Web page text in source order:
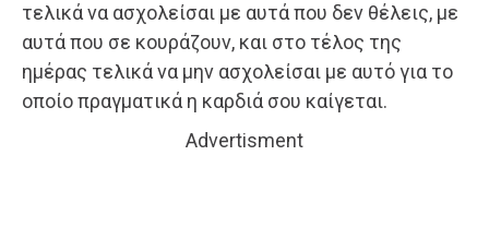
τελικά να ασχολείσαι με αυτά που δεν θέλεις, με
αυτά που σε κουράζουν, και στο τέλος της
ημέρας τελικά να μην ασχολείσαι με αυτό για το
οποίο πραγματικά η καρδιά σου καίγεται.
Advertisment